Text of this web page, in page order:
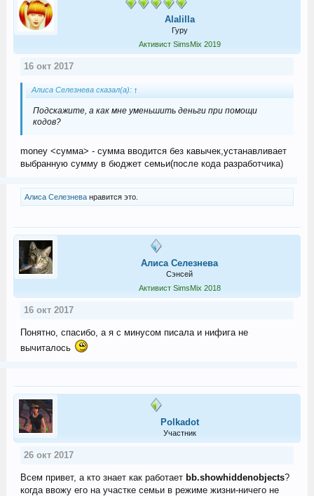
Alalilla
Гуру
Активист SimsMix 2019
16 окт 2017
Алиса Селезнева сказал(а): ↑
Подскажите, а как мне уменьшить деньги при помощи
кодов?
money <сумма> - сумма вводится без кавычек,устанавливает
выбранную сумму в бюджет семьи(после кода разработчика)
Алиса Селезневанравится это.
Алиса Селезнева
Сэнсей
Активист SimsMix 2018
16 окт 2017
Понятно, спасибо, а я с минусом писала и нифига не
вычиталось
Polkadot
Участник
26 окт 2017
Всем привет, а кто знает как работает bb.showhiddenobjects?
когда ввожу его на участке семьи в режиме жизни-ничего не